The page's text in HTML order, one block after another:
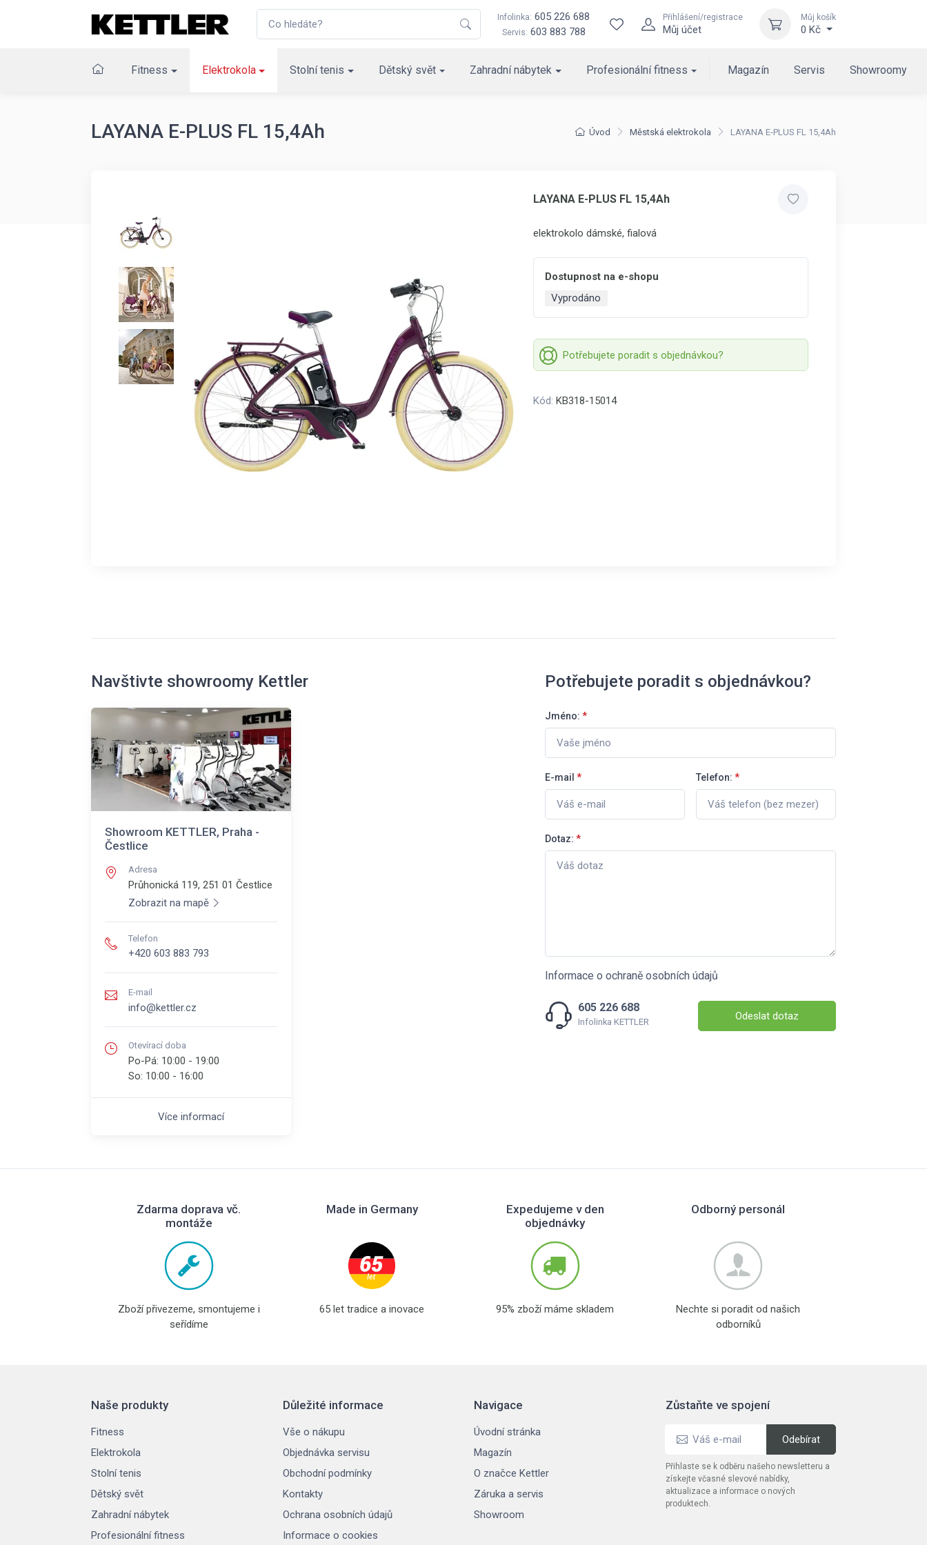
Infolinka: 605 226 688
Servis: 603 883 788
Přihlášení/registrace
Můj účet
Můj košík
0 Kč
Fitness Elektrokola Stolní tenis Dětský svět Zahradní nábytek Profesionální fitness Magazín Servis Showroomy
Úvod Městská elektrokola LAYANA E-PLUS FL 15,4Ah
LAYANA E-PLUS FL 15,4Ah
LAYANA E-PLUS FL 15,4Ah
elektrokolo dámské, fialová
Dostupnost na e-shopu
Vyprodáno
Potřebujete poradit s objednávkou?
Kód: KB318-15014
Navštivte showroomy Kettler
Showroom KETTLER, Praha -
Čestlice
Adresa
Průhonická 119, 251 01 Čestlice
Zobrazit na mapě
Telefon
+420 603 883 793
E-mail
info@kettler.cz
Otevírací doba
Po-Pá: 10:00 - 19:00
So: 10:00 - 16:00
Více informací
Potřebujete poradit s objednávkou?
Jméno: *
E-mail * Telefon: *
Dotaz: *
Informace o ochraně osobních údajů
605 226 688
Infolinka KETTLER Odeslat dotaz
Zdarma doprava vč.
montáže
Zboží přivezeme, smontujeme i
seřídíme
Made in Germany
65 let tradice a inovace
Expedujeme v den
objednávky
95% zboží máme skladem
Odborný personál
Nechte si poradit od našich
odborníků
Naše produkty
Fitness
Elektrokola
Stolní tenis
Dětský svět
Zahradní nábytek
Profesionální fitness
Důležité informace
Vše o nákupu
Objednávka servisu
Obchodní podmínky
Kontakty
Ochrana osobních údajů
Informace o cookies
Navigace
Úvodní stránka
Magazín
O značce Kettler
Záruka a servis
Showroom
Zůstaňte ve spojení
Přihlaste se k odběru našeho newsletteru a
získejte včasné slevové nabídky,
aktualizace a informace o nových
produktech.